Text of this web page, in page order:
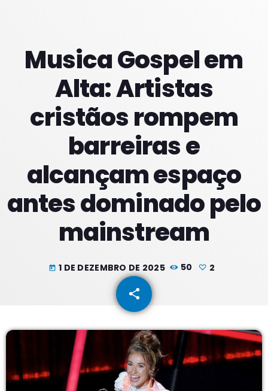
Tardes
COM RODRIGÃO
14:00 - 17:59
Noites
COM JU
18:00 - 21:59
Noite Maior
COM ERICA
22:00 - 23:59
Musica Gospel em
Alta: Artistas
cristãos rompem
barreiras e
alcançam espaço
antes dominado pelo
mainstream
today 1 DE DEZEMBRO DE 2025 50 2
share
email